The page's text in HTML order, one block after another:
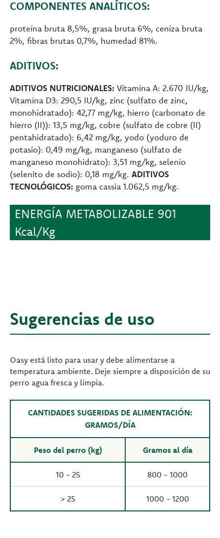
COMPONENTES ANALÍTICOS:
proteína bruta 8,5%, grasa bruta 6%, ceniza bruta
2%, fibras brutas 0,7%, humedad 81%.
ADITIVOS:
ADITIVOS NUTRICIONALES: Vitamina A: 2.670 IU/kg,
Vitamina D3: 290,5 IU/kg, zinc (sulfato de zinc,
monohidratado): 42,77 mg/kg, hierro (carbonato de
hierro (II)): 13,5 mg/kg, cobre (sulfato de cobre (II)
pentahidratado): 6,42 mg/kg, yodo (yoduro de
potasio): 0,49 mg/kg, manganeso (sulfato de
manganeso monohidrato): 3,51 mg/kg, selenio
(selenito de sodio): 0,18 mg/kg. ADITIVOS
TECNOLÓGICOS: goma cassia 1.062,5 mg/kg.
ENERGÍA METABOLIZABLE 901
Kcal/Kg
Sugerencias de uso
Oasy está listo para usar y debe alimentarse a
temperatura ambiente. Deje siempre a disposición de su
perro agua fresca y limpia.
CANTIDADES SUGERIDAS DE ALIMENTACIÓN:
GRAMOS/DÍA
Peso del perro (kg) Gramos al día
10 - 25 800 - 1000
> 25 1000 - 1200